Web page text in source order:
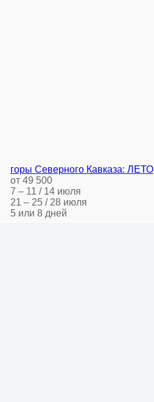
горы Северного Кавказа: ЛЕТО
от 49 500
7 – 11 / 14 июля
21 – 25 / 28 июля
5 или 8 дней